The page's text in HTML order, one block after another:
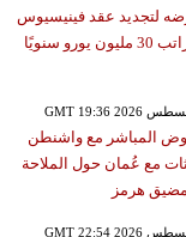
لتجديد عقد فينيسيوس
سنويًا
المباشر مع واشنطن
مع عُمان حول الملاحة
هرمز